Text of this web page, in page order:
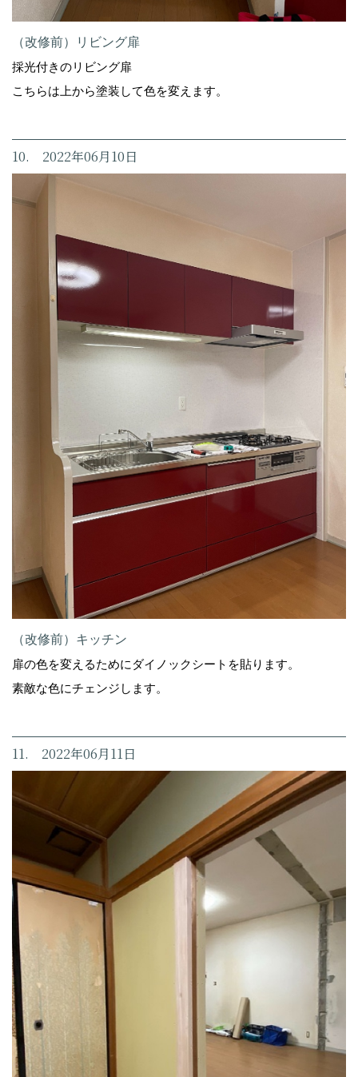
（改修前）リビング扉
採光付きのリビング扉
こちらは上から塗装して色を変えます。
10. 2022年06月10日
（改修前）キッチン
扉の色を変えるためにダイノックシートを貼ります。
素敵な色にチェンジします。
11. 2022年06月11日